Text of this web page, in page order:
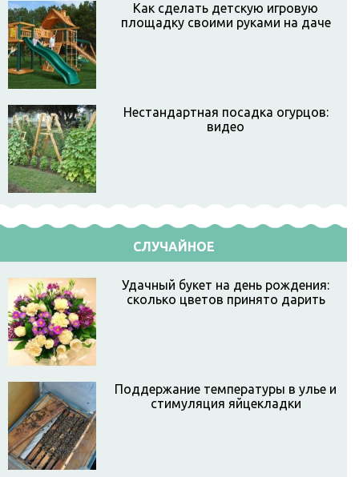
Как сделать детскую игровую
площадку своими руками на даче
Нестандартная посадка огурцов:
видео
СЛУЧАЙНОЕ
Удачный букет на день рождения:
сколько цветов принято дарить
Поддержание температуры в улье и
стимуляция яйцекладки